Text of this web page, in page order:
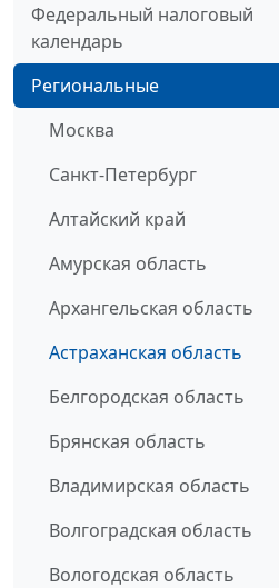
Федеральный налоговый
календарь
Региональные
Москва
Санкт-Петербург
Алтайский край
Амурская область
Архангельская область
Астраханская область
Белгородская область
Брянская область
Владимирская область
Волгоградская область
Вологодская область